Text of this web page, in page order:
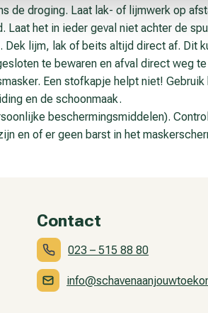
de droging. Laat lak- of lijmwerk op
Laat het in ieder geval niet achter de
Dek lijm, lak of beits altijd direct af. Dit
te bewaren en afval direct weg
Een stofkapje helpt niet!
en de schoonmaak.
beschermingsmiddelen).
en of er geen barst in het
Contact
023 – 515 88 80